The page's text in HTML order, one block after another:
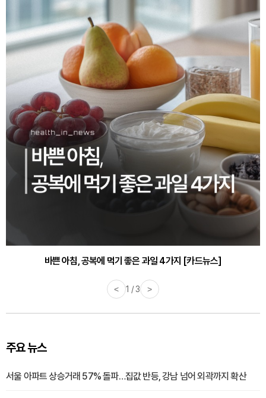
바쁜 아침, 공복에 먹기 좋은 과일 4가지 [카드뉴스]
< 1 / 3 >
주요 뉴스
서울 아파트 상승거래 57% 돌파…집값 반등, 강남 넘어 외곽까지 확산